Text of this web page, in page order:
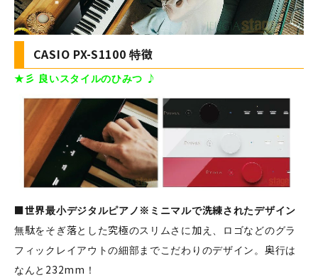
CASIO PX-S1100 特徴
★彡 良いスタイルのひみつ ♪
■世界最小デジタルピアノ※ミニマルで洗練されたデザイン
無駄をそぎ落とした究極のスリムさに加え、ロゴなどのグラ
フィックレイアウトの細部までこだわりのデザイン。奥行は
なんと232mm！